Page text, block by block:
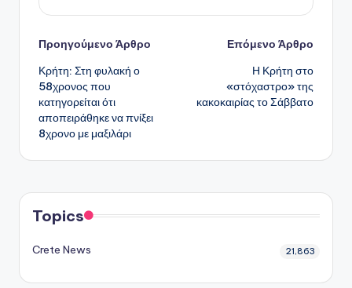
Πλοήγηση
δημοσιεύσεων
Προηγούμενο Άρθρο
Κρήτη: Στη φυλακή ο
58χρονος που
κατηγορείται ότι
αποπειράθηκε να πνίξει
8χρονο με μαξιλάρι
Επόμενο Άρθρο
Η Κρήτη στο
«στόχαστρο» της
κακοκαιρίας το Σάββατο
Topics
Crete News 21,863